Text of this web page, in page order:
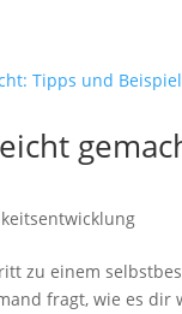
zu einem
fragt, wie es